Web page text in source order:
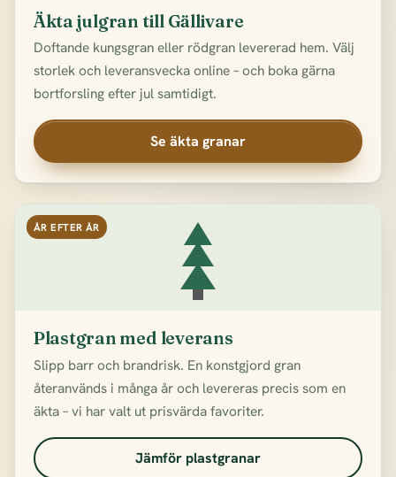
Äkta julgran till Gällivare
Doftande kungsgran eller rödgran levererad hem. Välj
storlek och leveransvecka online – och boka gärna
bortforsling efter jul samtidigt.
Se äkta granar
ÅR EFTER ÅR
Plastgran med leverans
Slipp barr och brandrisk. En konstgjord gran
återanvänds i många år och levereras precis som en
äkta – vi har valt ut prisvärda favoriter.
Jämför plastgranar